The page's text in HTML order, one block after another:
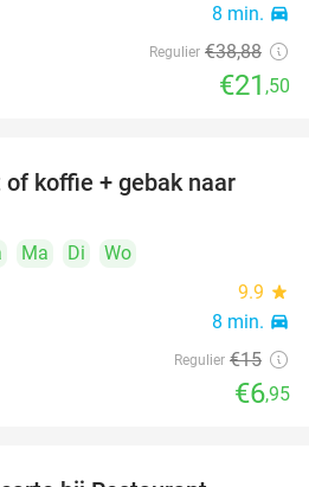
8 min. directions_car
Regulier €38,88
€21 ,50
koffie + gebak naar
Ma Di
Wo
9.9 star
8 min. directions_car
Regulier €15
€6,95